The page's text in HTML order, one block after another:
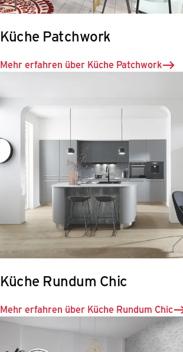
Küche Patchwork
Mehr erfahren über Küche Patchwork​
Küche Rundum Chic
Mehr erfahren über Küche Rundum Chic